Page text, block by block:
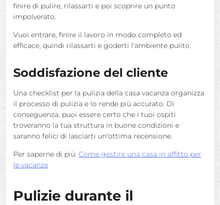
finire di pulire, rilassarti e poi scoprire un punto
impolverato.
Vuoi entrare, finire il lavoro in modo completo ed
efficace, quindi rilassarti e goderti l'ambiente pulito.
Soddisfazione del cliente
Una checklist per la pulizia della casa vacanza organizza
il processo di pulizia e lo rende più accurato. Di
conseguenza, puoi essere certo che i tuoi ospiti
troveranno la tua struttura in buone condizioni e
saranno felici di lasciarti un'ottima recensione.
Per saperne di più: Come gestire una casa in affitto per
le vacanze
Pulizie durante il